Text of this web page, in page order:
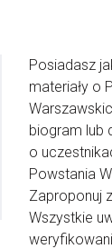
Posiadasz
materiały o
biogram lub
o
Powstania
Zaproponuj
Wszystkie